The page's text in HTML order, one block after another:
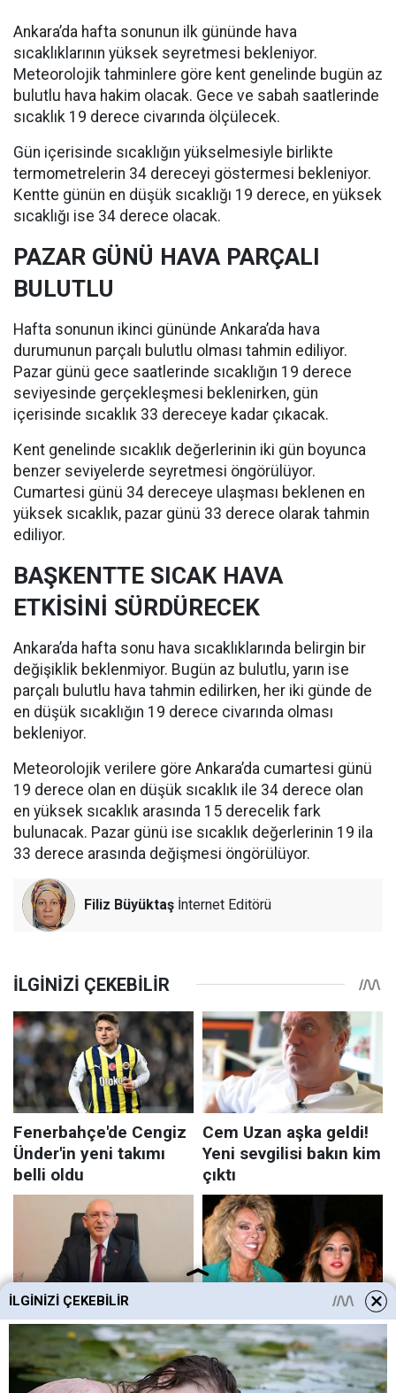
Ankara’da hafta sonunun ilk gününde hava
sıcaklıklarının yüksek seyretmesi bekleniyor.
Meteorolojik tahminlere göre kent genelinde bugün az
bulutlu hava hakim olacak. Gece ve sabah saatlerinde
sıcaklık 19 derece civarında ölçülecek.
Gün içerisinde sıcaklığın yükselmesiyle birlikte
termometrelerin 34 dereceyi göstermesi bekleniyor.
Kentte günün en düşük sıcaklığı 19 derece, en yüksek
sıcaklığı ise 34 derece olacak.
PAZAR GÜNÜ HAVA PARÇALI
BULUTLU
Hafta sonunun ikinci gününde Ankara’da hava
durumunun parçalı bulutlu olması tahmin ediliyor.
Pazar günü gece saatlerinde sıcaklığın 19 derece
seviyesinde gerçekleşmesi beklenirken, gün
içerisinde sıcaklık 33 dereceye kadar çıkacak.
Kent genelinde sıcaklık değerlerinin iki gün boyunca
benzer seviyelerde seyretmesi öngörülüyor.
Cumartesi günü 34 dereceye ulaşması beklenen en
yüksek sıcaklık, pazar günü 33 derece olarak tahmin
ediliyor.
BAŞKENTTE SICAK HAVA
ETKİSİNİ SÜRDÜRECEK
Ankara’da hafta sonu hava sıcaklıklarında belirgin bir
değişiklik beklenmiyor. Bugün az bulutlu, yarın ise
parçalı bulutlu hava tahmin edilirken, her iki günde de
en düşük sıcaklığın 19 derece civarında olması
bekleniyor.
Meteorolojik verilere göre Ankara’da cumartesi günü
19 derece olan en düşük sıcaklık ile 34 derece olan
en yüksek sıcaklık arasında 15 derecelik fark
bulunacak. Pazar günü ise sıcaklık değerlerinin 19 ila
33 derece arasında değişmesi öngörülüyor.
Filiz Büyüktaş İnternet Editörü
İLGINIZI ÇEKEBILIR